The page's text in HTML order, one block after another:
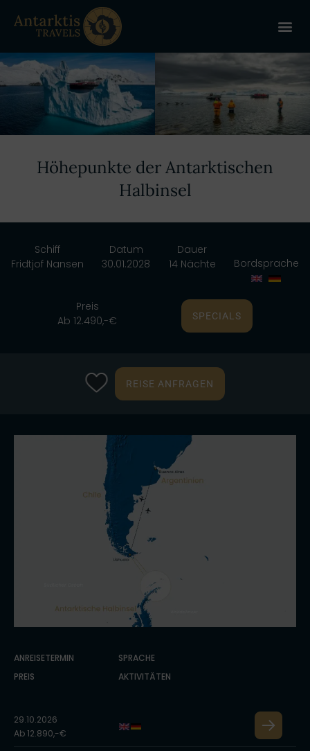
Höhepunkte der Antarktischen
Halbinsel
Schiff
Fridtjof Nansen
Datum
30.01.2028
Dauer
14 Nächte
Bordsprache
Preis
Ab 12.490,-€
SPECIALS
REISE ANFRAGEN
ANREISETERMIN
PREIS
SPRACHE
AKTIVITÄTEN
29.10.2026
Ab 12.890,-€